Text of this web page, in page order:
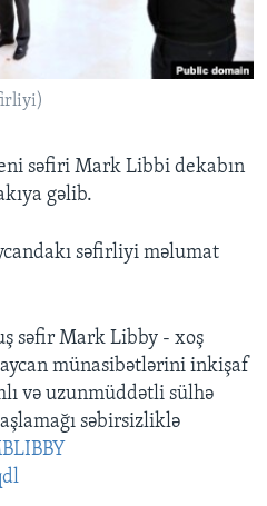
səfiri Mark Libbi dekabın
gəlib.
səfirliyi məlumat
səfir Mark Libby - xoş
münasibətlərini inkişaf
və uzunmüddətli sülhə
səbirsizliklə